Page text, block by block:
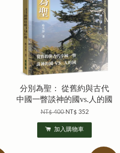
分別為聖： 從舊約與古代
中國一瞥談神的國vs.人的國
NT$ 400NT$ 352
加入購物車